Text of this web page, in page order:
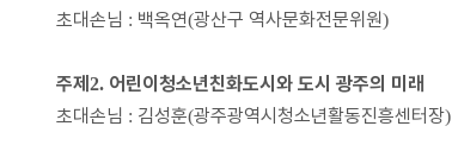
초대손님 : 백옥연(광산구 역사문화전문위원)
주제 2. 어린이청소년친화도시와 도시 광주의 미래
초대손님 : 김성훈(광주광역시청소년활동진흥센터장)